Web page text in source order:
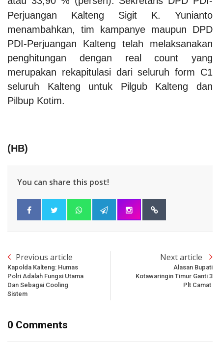
Perjuangan Kalteng Sigit K. Yunianto
menambahkan, tim kampanye maupun DPD
PDI-Perjuangan Kalteng telah melaksanakan
penghitungan dengan real count yang
merupakan rekapitulasi dari seluruh form C1
seluruh Kalteng untuk Pilgub Kalteng dan
Pilbup Kotim.
(HB)
You can share this post!
Previous article
Kapolda Kalteng: Humas
Polri Adalah Fungsi Utama
Dan Sebagai Cooling
Sistem
Next article
Alasan Bupati
Kotawaringin Timur Ganti 3
Plt Camat
0 Comments